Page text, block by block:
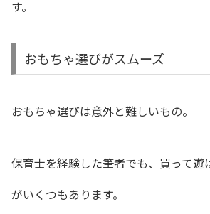
す。
おもちゃ選びがスムーズ
おもちゃ選びは意外と難しいもの。
保育士を経験した筆者でも、買って遊
がいくつもあります。